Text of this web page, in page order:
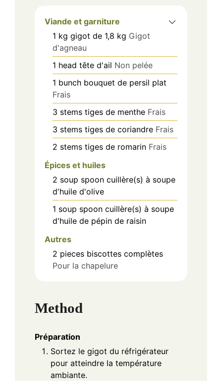
Viande et garniture
1 kg gigot de 1,8 kg Gigot
d'agneau
1 head tête d'ail Non pelée
1 bunch bouquet de persil plat
Frais
3 stems tiges de menthe Frais
3 stems tiges de coriandre Frais
2 stems tiges de romarin Frais
Épices et huiles
2 soup spoon cuillère(s) à soupe
d'huile d'olive
1 soup spoon cuillère(s) à soupe
d'huile de pépin de raisin
Autres
2 pieces biscottes complètes
Pour la chapelure
Method
Préparation
Sortez le gigot du réfrigérateur
pour atteindre la température
ambiante.